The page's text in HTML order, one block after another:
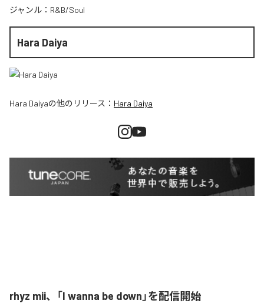
ジャンル： R&B/Soul
Hara Daiya
Hara Daiyaの他のリリース： Hara Daiya
rhyz mii、「I wanna be down」を配信開始